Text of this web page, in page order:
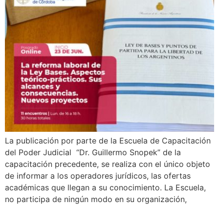
La publicación por parte de la Escuela de Capacitación
del Poder Judicial “Dr. Guillermo Snopek” de la
capacitación precedente, se realiza con el único objeto
de informar a los operadores jurídicos, las ofertas
académicas que llegan a su conocimiento. La Escuela,
no participa de ningún modo en su organización,